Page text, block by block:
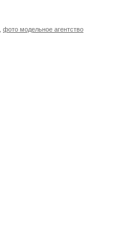
фото модельное агентство